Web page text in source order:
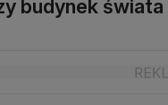
budynek świata